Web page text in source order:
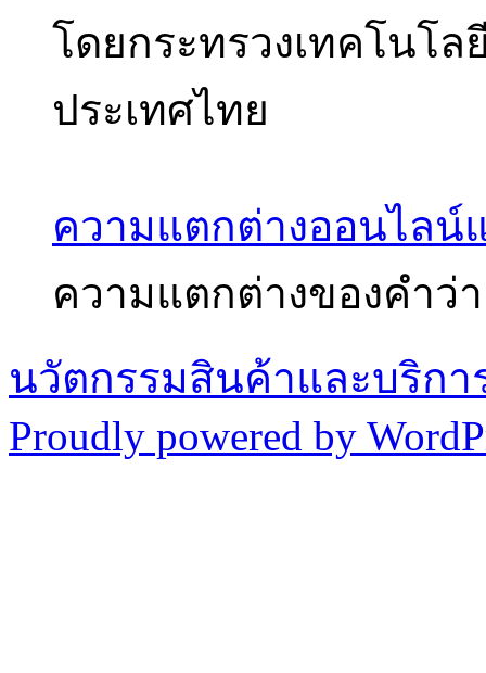
โดยกระทรวงเทคโนโ
ประเทศไทย
ความแตกต่างออนไลน์
ความแตกต่างของคำว่
นวัตกรรมสินค้าและบริกา
Proudly powered by